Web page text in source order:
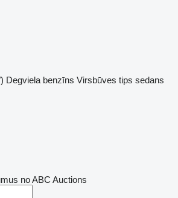
Degviela benzīns Virsbūves tips sedans
no ABC Auctions